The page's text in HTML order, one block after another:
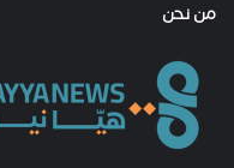
من نحن